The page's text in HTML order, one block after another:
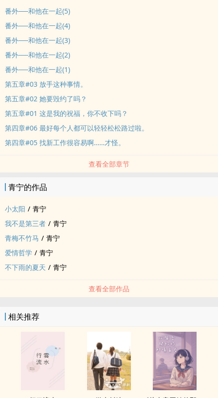
她为什么要这么傻啊？搞得自己那么累。
多。
而好同事郑正熙也跟着让她心烦，为什么所有倒楣的事情全发生在她
身上？
可是随着时间一天一天过去，舒亦茹却开始觉得，自己越来越没办法
不管齐泰旭了。
他像是无助的小猫，正需要太阳的温暖。
舒亦茹想成为那个，照亮他的太阳，但是……
她和齐泰旭，是不能有那种关系的啊！
这种情感，是只能在心里的啊！
齐泰旭对她说：「我会等妳的，等妳有一天喜欢上像我这样的人。所
郑正熙也对她说：「我想要保护妳、照顾妳，但妳让我觉得自己的关
她不想伤害任何一个人，可是不管怎么做，都一定会伤到其中一方。
所以她只能果断舍弃其中一个人，然后转身，对那个正等着自己，而
她也在等的那个人，轻声且温柔地说：
​「我愿意只做你一个人的太阳，只为你照耀，并且永远也不离开
你。」
第一章、身为一个老师。
第二章、身为一个女人。
第四章、身为一个小太阳。
第五章、身为他的女人。
番外、和他在一起。
番外──和他在一起(5)
番外──和他在一起(4)
番外──和他在一起(3)
番外──和他在一起(2)
番外──和他在一起(1)
第五章#03 放手这种事情。
第五章#02 她要毁约了吗？
第五章#01 这是我的祝福，你不收下吗？
第四章#06 最好每个人都可以轻轻松松路过啦。
第四章#05 找新工作很容易啊……才怪。
查看全部章节
青宁的作品
小太阳 / 青宁
我不是第三者 / 青宁
青梅不竹马 / 青宁
爱情哲学 / 青宁
不下雨的夏天 / 青宁
查看全部作品
相关推荐